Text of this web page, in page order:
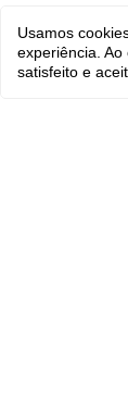
Usamos
experiência.
satisfeito e